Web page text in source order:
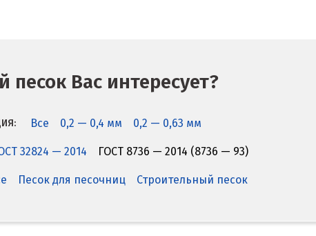
песок Вас интересует?
Все 0,2 — 0,4 мм 0,2 — 0,63 мм
32824 — 2014 ГОСТ 8736 — 2014 (8736 — 93)
Песок для песочниц Строительный песок